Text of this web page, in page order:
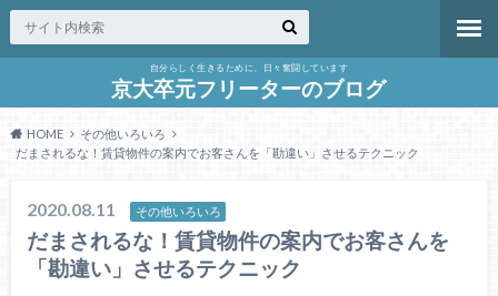
自分らしく生きるために、日々奮闘しています
京大卒元フリーターのブログ
HOME
その他いろいろ
だまされるな！賃貸物件の案内でお客さんを「勘違い」させるテクニック
2020.08.11 その他いろいろ
だまされるな！賃貸物件の案内でお客さんを
「勘違い」させるテクニック